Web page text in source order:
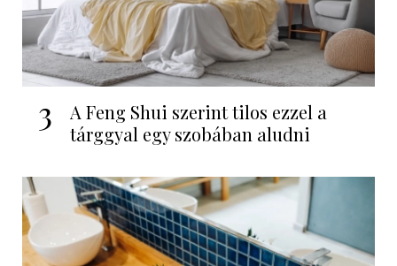
3
A Feng Shui szerint tilos ezzel a
tárggyal egy szobában aludni